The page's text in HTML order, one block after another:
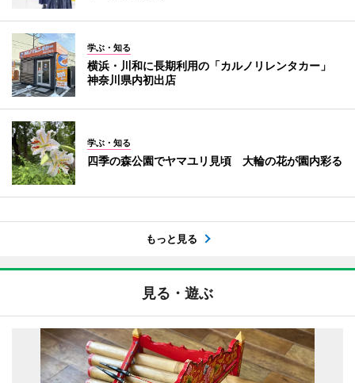
学ぶ・知る
横浜・川和に長期利用の「カルノリレンタカー」
神奈川県内初出店
学ぶ・知る
四季の森公園でヤマユリ見頃 大輪の花が園内彩る
もっと見る
見る・遊ぶ